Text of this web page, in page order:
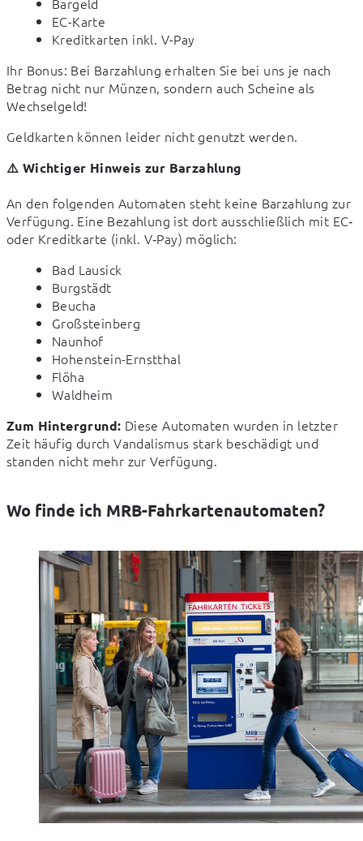
EC-Karte
Kreditkarten inkl. V-Pay
Ihr Bonus: Bei Barzahlung erhalten Sie bei uns je nach
Betrag nicht nur Münzen, sondern auch Scheine als
Wechselgeld!
Geldkarten können leider nicht genutzt werden.
⚠️ Wichtiger Hinweis zur Barzahlung
An den folgenden Automaten steht keine Barzahlung zur
Verfügung. Eine Bezahlung ist dort ausschließlich mit EC‑
oder Kreditkarte (inkl. V‑Pay) möglich:
Bad Lausick
Burgstädt
Beucha
Großsteinberg
Naunhof
Hohenstein-Ernstthal
Flöha
Waldheim
Zum Hintergrund: Diese Automaten wurden in letzter
Zeit häufig durch Vandalismus stark beschädigt und
standen nicht mehr zur Verfügung.
Wo finde ich MRB-Fahrkartenautomaten?